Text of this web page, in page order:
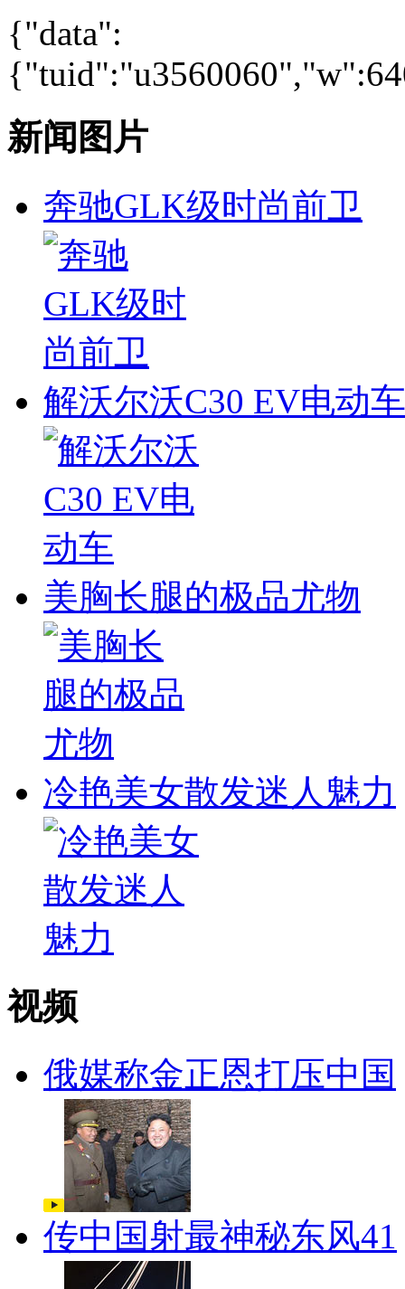
{"data":
新闻图片
奔驰GLK级时尚前卫
解沃尔沃C30 EV电动车
美胸长腿的极品尤物
冷艳美女散发迷人魅力
视频
俄媒称金正恩打压中国
传中国射最神秘东风41